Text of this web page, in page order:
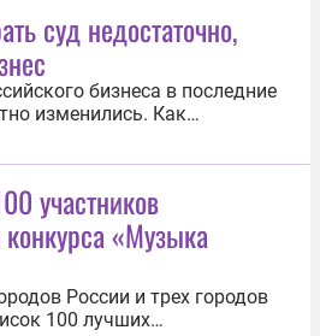
ДОМ.РФ
дискуссии
суд недостаточно,
бизнеса в последние
изменились. Как
выросли стоимость
нагрузка, появились
число корпоративных
субсидиарной...
участников
«Музыка
России и трех городов
100 лучших